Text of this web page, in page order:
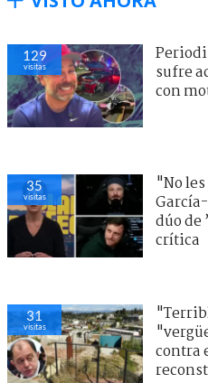
129
visitas
sufre
con
35
visitas
"No
dúo de
crítica
31
visitas
contra